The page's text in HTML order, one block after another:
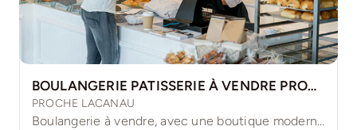
BOULANGERIE PATISSERIE À VENDRE PROCHE DES PLAGES
PROCHE LACANAU
Boulangerie à vendre, avec une boutique moderne et accueillante récemment [...]